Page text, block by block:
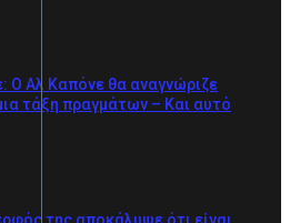
Ο Αλ Καπόνε θα αναγνώριζε
τάξη πραγμάτων – Και αυτό
της αποκάλυψε ότι είναι